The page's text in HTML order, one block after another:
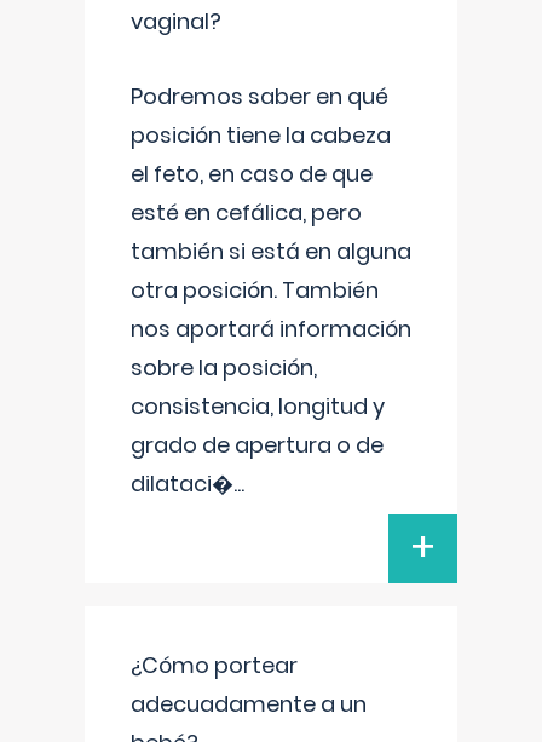
vaginal?
Podremos saber en qué
posición tiene la cabeza
el feto, en caso de que
esté en cefálica, pero
también si está en alguna
otra posición. También
nos aportará información
sobre la posición,
consistencia, longitud y
grado de apertura o de
dilataci�...
+
¿Cómo portear
adecuadamente a un